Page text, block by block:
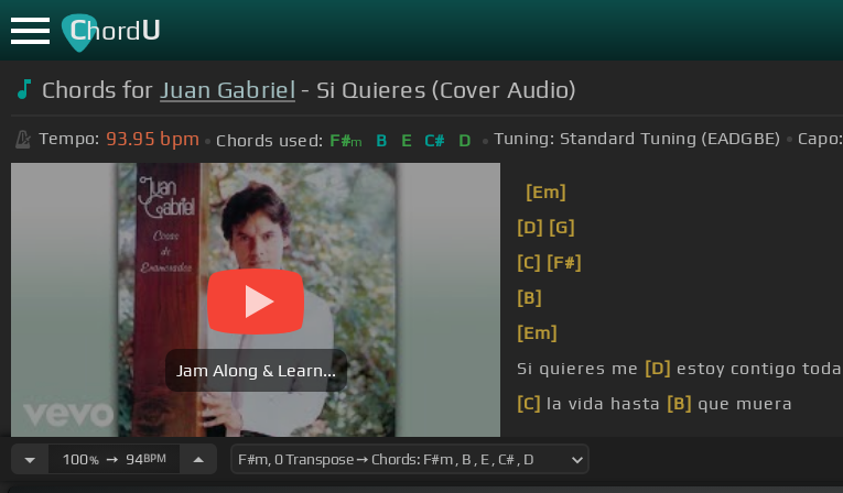
ChordU
Chords forJuan Gabriel - Si Quieres (Cover Audio)
Tempo: 93.95 bpm Chords used: F#m B E C# D Tuning: Standard Tuning (EADGBE) Capo:
Jam Along & Learn...
[Em]
[D] [G]
[C] [F#]
[B]
[Em]
Si quieres me [D] estoy contigo toda
[C] la vida hasta [B] que muera
100%➙ 94BPM